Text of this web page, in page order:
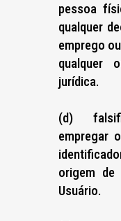
pessoa
qualquer
emprego
qualquer
jurídica.
(d)
empregar
origem de
Usuário.